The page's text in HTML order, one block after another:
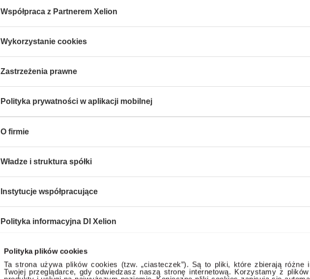
Polityka plików cookies
Ta strona używa plików cookies (tzw. „ciasteczek”). Są to pliki, które zbierają różne
Twojej przeglądarce, gdy odwiedzasz naszą stronę internetową. Korzystamy z
Współpraca z Partnerem Xelion
Wykorzystanie cookies
Zastrzeżenia prawne
Polityka prywatności w aplikacji mobilnej
O firmie
Władze i struktura spółki
Instytucje współpracujące
Polityka informacyjna DI Xelion
Zastrzeżenia prawne